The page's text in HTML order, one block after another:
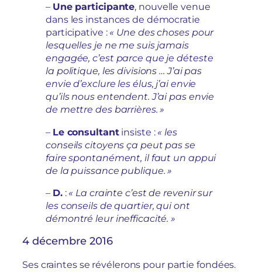
– Une participante, nouvelle venue
dans les instances de démocratie
participative : « Une des choses pour
lesquelles je ne me suis jamais
engagée, c’est parce que je déteste
la politique, les divisions … J’ai pas
envie d’exclure les élus, j’ai envie
qu’ils nous entendent. J’ai pas envie
de mettre des barrières. »
– Le consultantinsiste : « les
conseils citoyens ça peut pas se
faire spontanément, il faut un appui
de la puissance publique. »
– D.: « La crainte c’est de revenir sur
les conseils de quartier, qui ont
démontré leur inefficacité. »
4 décembre 2016
Ses craintes se révélerons pour partie fondées.